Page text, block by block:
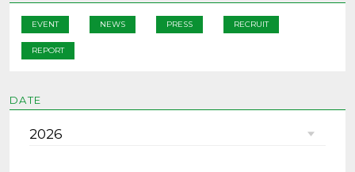
EVENT NEWS PRESS RECRUIT
REPORT
DATE
2026